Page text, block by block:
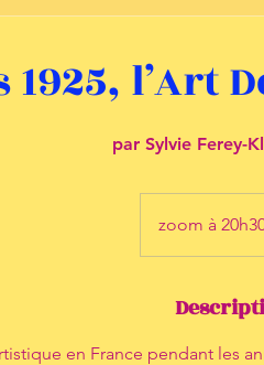
1925, l’Art
par Sylvie Ferey-
zoom à
en France pendant les